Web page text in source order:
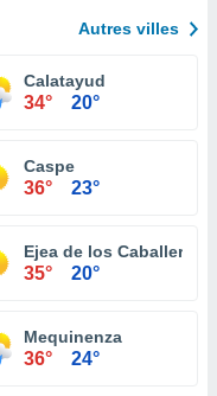
Autres villes
Calatayud
34° 20°
Caspe
36° 23°
Ejea de los Caballeros
35° 20°
Mequinenza
36° 24°